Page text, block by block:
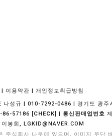
이용약관
개인정보취급방침
나성규 | 010-7292-0486 | 경기도 광주
86-57186 [CHECK] 통신판매업번호
이봉희,
LGKID@NAVER.COM
주식회사 나무에 있으며, 이미지 무단